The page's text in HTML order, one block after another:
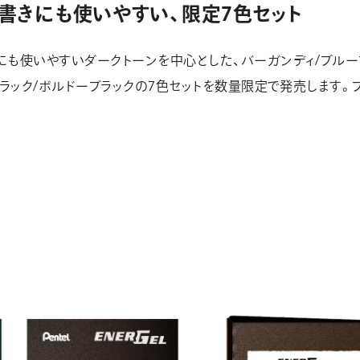
きにも使いやすい、限定7色セット
も使いやすいダークトーンを中心とした、バーガンディ/ブル
ック/ボルドーブラックの7色セットを数量限定で発売します。